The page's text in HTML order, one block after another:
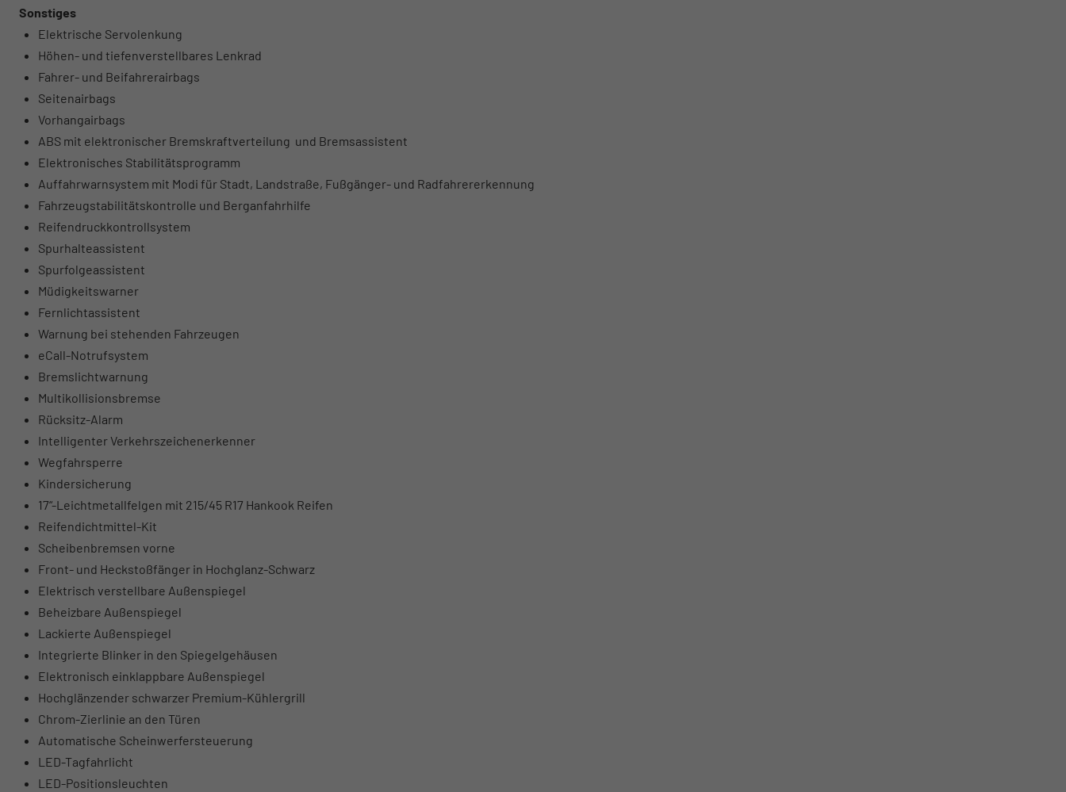
Sonstiges
Elektrische Servolenkung
Höhen- und tiefenverstellbares Lenkrad
Fahrer- und Beifahrerairbags
Seitenairbags
Vorhangairbags
ABS mit elektronischer Bremskraftverteilung und Bremsassistent
Elektronisches Stabilitätsprogramm
Auffahrwarnsystem mit Modi für Stadt, Landstraße, Fußgänger- und Radfahrererkennung
Fahrzeugstabilitätskontrolle und Berganfahrhilfe
Reifendruckkontrollsystem
Spurhalteassistent
Spurfolgeassistent
Müdigkeitswarner
Fernlichtassistent
Warnung bei stehenden Fahrzeugen
eCall-Notrufsystem
Bremslichtwarnung
Multikollisionsbremse
Rücksitz-Alarm
Intelligenter Verkehrszeichenerkenner
Wegfahrsperre
Kindersicherung
17“-Leichtmetallfelgen mit 215/45 R17 Hankook Reifen
Reifendichtmittel-Kit
Scheibenbremsen vorne
Front- und Heckstoßfänger in Hochglanz-Schwarz
Elektrisch verstellbare Außenspiegel
Beheizbare Außenspiegel
Lackierte Außenspiegel
Integrierte Blinker in den Spiegelgehäusen
Elektronisch einklappbare Außenspiegel
Hochglänzender schwarzer Premium-Kühlergrill
Chrom-Zierlinie an den Türen
Automatische Scheinwerfersteuerung
LED-Tagfahrlicht
LED-Positionsleuchten